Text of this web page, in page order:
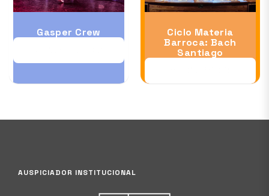
Gasper Crew
Ciclo Materia
Barroca: Bach
Santiago
AUSPICIADOR INSTITUCIONAL